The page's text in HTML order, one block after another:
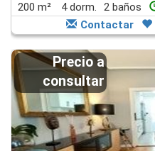
200 m² 4 dorm. 2 baños
Contactar
Precio a
consultar